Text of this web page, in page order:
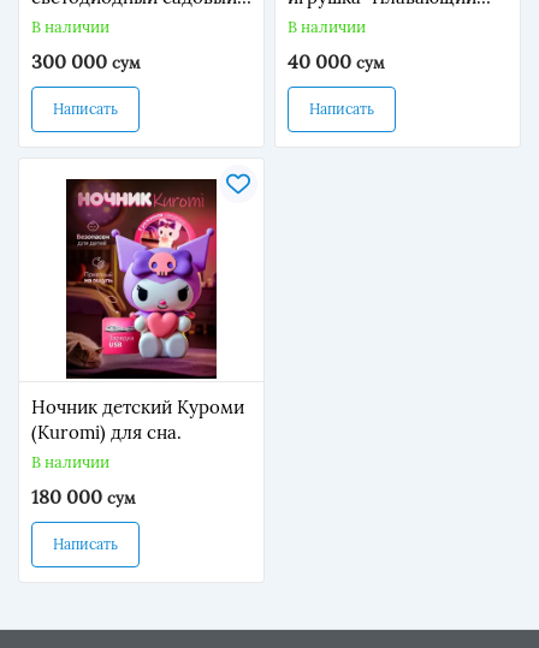
фонарь на солнечной
В наличии
300 000 сум
Написать
краб" для купания детей
В наличии
40 000 сум
Написать
Ночник детский Куроми
(Kuromi) для сна.
В наличии
180 000 сум
Написать